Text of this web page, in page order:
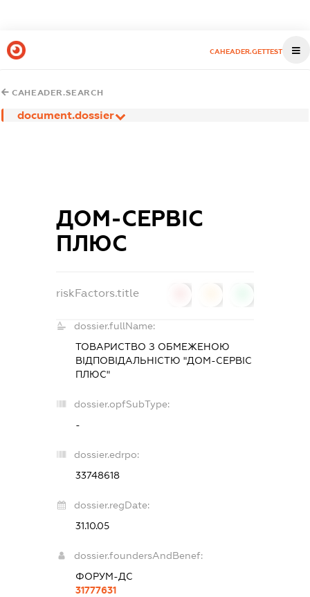
CAHEADER.GETTEST
CAHEADER.SEARCH
document.dossier
ДОМ-СЕРВІС
ПЛЮС
riskFactors.title
dossier.fullName:
ТОВАРИСТВО З ОБМЕЖЕНОЮ
ВІДПОВІДАЛЬНІСТЮ "ДОМ-СЕРВІС
ПЛЮС"
dossier.opfSubType:
-
dossier.edrpo:
33748618
dossier.regDate:
31.10.05
dossier.foundersAndBenef:
ФОРУМ-ДС
31777631